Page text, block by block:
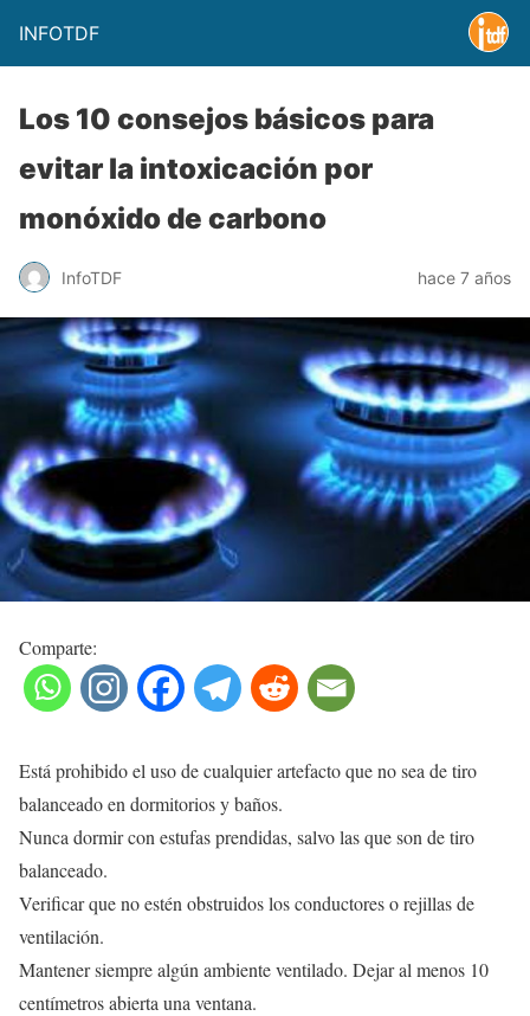
INFOTDF
Los 10 consejos básicos para
evitar la intoxicación por
monóxido de carbono
InfoTDF hace 7 años
Comparte:
Está prohibido el uso de cualquier artefacto que no sea de tiro
balanceado en dormitorios y baños.
Nunca dormir con estufas prendidas, salvo las que son de tiro
balanceado.
Verificar que no estén obstruidos los conductores o rejillas de
ventilación.
Mantener siempre algún ambiente ventilado. Dejar al menos 10
centímetros abierta una ventana.